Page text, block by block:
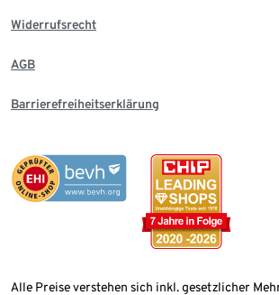
Widerrufsrecht
AGB
Barrierefreiheitserklärung
Alle Preise verstehen sich inkl. gesetzlicher